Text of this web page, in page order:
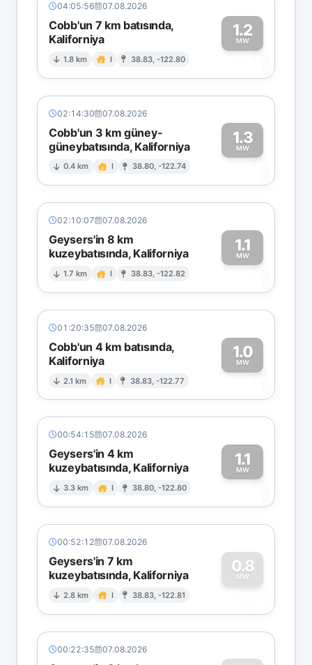
04:05:56 07.08.2026
Cobb'un 7 km batısında,
Kaliforniya
1.8 km I 38.83, -122.80
1.2
MW1
02:14:30 07.08.2026
Cobb'un 3 km güney-
güneybatısında, Kaliforniya
0.4 km I 38.80, -122.74
1.3
MW1
02:10:07 07.08.2026
Geysers'in 8 km
kuzeybatısında, Kaliforniya
1.7 km I 38.83, -122.82
1.1
MW1
01:20:35 07.08.2026
Cobb'un 4 km batısında,
Kaliforniya
2.1 km I 38.83, -122.77
1.0
MW1
00:54:15 07.08.2026
Geysers'in 4 km
kuzeybatısında, Kaliforniya
3.3 km I 38.80, -122.80
1.1
MW1
00:52:12 07.08.2026
Geysers'in 7 km
kuzeybatısında, Kaliforniya
2.8 km I 38.83, -122.81
0.8
MW
0
00:22:35 07.08.2026